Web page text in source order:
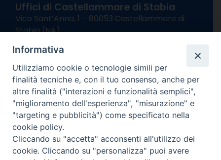
Uffici di Castellammare di Stabia
Vico Sant’Anna, 1 – 80053 Castellammare di
Stabia (NA)
Giorni ed Orari Apertura Uffici:
Lunedì e Mercoledì ore 09:00 – 13:00
Uffici Matrimoni:
Lunedì e Mercoledì ore 09:30 – 12:30
seguici su
Channel
Informativa
Utilizziamo cookie o tecnologie simili per
finalità tecniche e, con il tuo consenso, anche per
altre finalità ("interazioni e funzionalità semplici",
"miglioramento dell'esperienza", "misurazione" e
"targeting e pubblicità") come specificato nella
cookie policy.
Cliccando su "accetta" acconsenti all'utilizzo dei
cookie. Cliccando su "personalizza" puoi avere